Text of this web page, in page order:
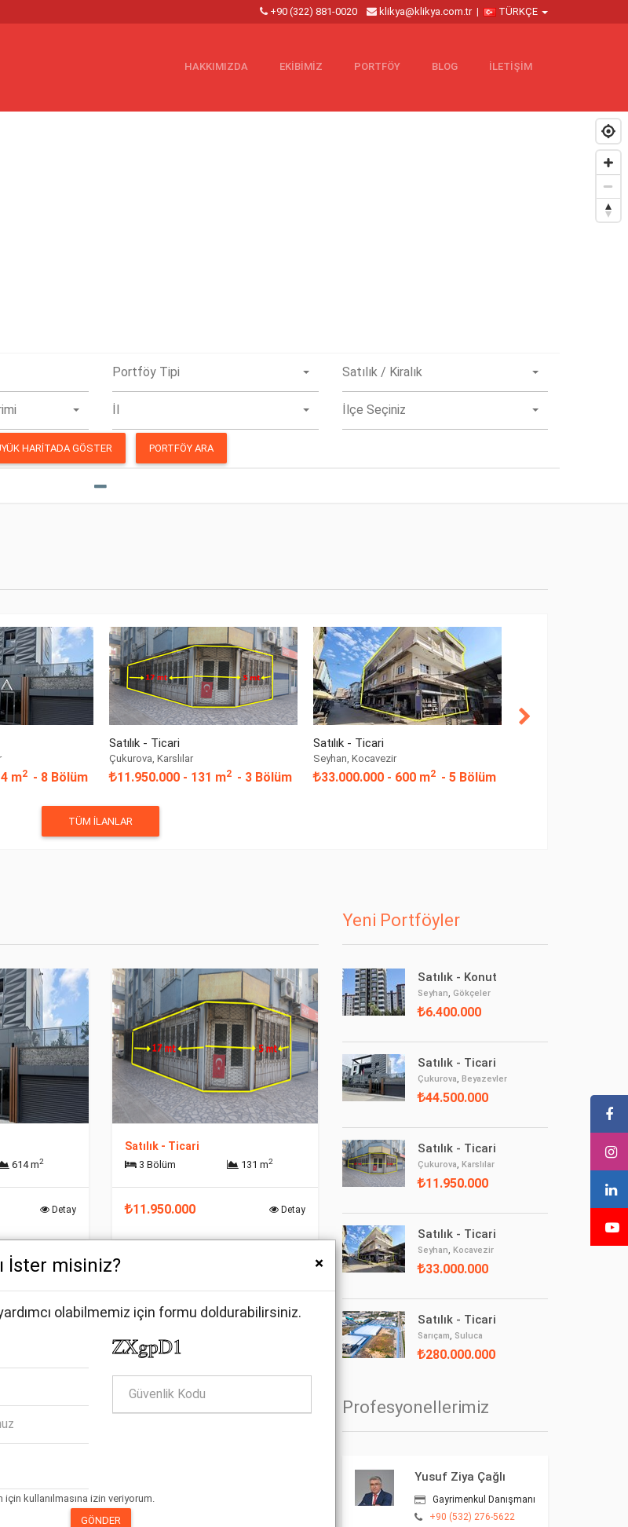
+90 (322) 881-0020 klikya@klikya.com.tr| TÜRKÇE
HAKKIMIZDA EKİBİMİZ PORTFÖY BLOG İLETİŞİM
Portföy Tipi Satılık / Kiralık
İl İlçe Seçiniz
HARITADA GÖSTER PORTFÖY ARA
m2 - 8 Bölüm
Satılık - Ticari
Çukurova, Karslılar
11.950.000 - 131 m2 - 3 Bölüm
Satılık - Ticari
Seyhan, Kocavezir
33.000.000 - 600 m2 - 5 Bölüm
TÜM İLANLAR
614 m2
Detay
Satılık - Ticari
3 Bölüm 131 m2
11.950.000 Detay
Detay 300.000.000
İster misiniz? ×
olabilmemiz için formu doldurabilirsiniz.
kullanılmasına izin veriyorum.
GÖNDER
Yeni Portföyler
Satılık - Konut
Seyhan, Gökçeler
6.400.000
Satılık - Ticari
Çukurova, Beyazevler
44.500.000
Satılık - Ticari
Çukurova, Karslılar
11.950.000
Satılık - Ticari
Seyhan, Kocavezir
33.000.000
Satılık - Ticari
Sarıçam, Suluca
280.000.000
Profesyonellerimiz
Yusuf Ziya Çağlı
Gayrimenkul Danışmanı
+90 (532) 276-5622